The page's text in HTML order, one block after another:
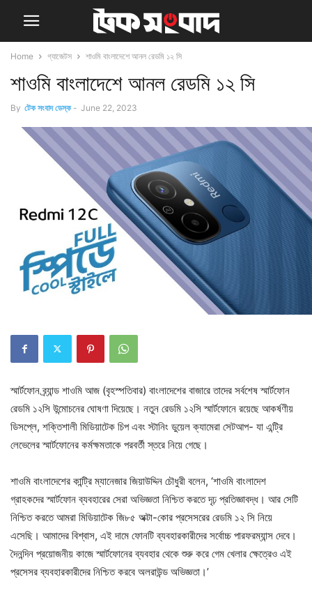
Home গ্যাজেটস শাওমি বাংলাদেশে আনল রেডমি ১২ সি
শাওমি বাংলাদেশে আনল রেডমি ১২ সি
By টেক সংবাদ ডেস্ক - June 22, 2023
স্মার্টফোন ব্র্যান্ড শাওমি আজ (বৃহস্পতিবার) বাংলাদেশের বাজারে তাদের সর্বশেষ স্মার্টফোন
রেডমি ১২সি উন্মোচনের ঘোষণা দিয়েছে। নতুন রেডমি ১২সি স্মার্টফোনে রয়েছে আকর্ষণীয়
ডিসপ্লে, শক্তিশালী মিডিয়াটেক চিপ এবং স্টানিং ডুয়েল ক্যামেরা সেটআপ- যা এন্ট্রি
লেভেলের স্মার্টফোনের কর্মক্ষমতাকে পরবর্তী স্তরে নিয়ে গেছে।
শাওমি বাংলাদেশের কান্ট্রি ম্যানেজার জিয়াউদ্দিন চৌধুরী বলেন, ‘শাওমি বাংলাদেশ
গ্রাহকদের স্মার্টফোন ব্যবহারের সেরা অভিজ্ঞতা নিশ্চিত করতে দৃঢ় প্রতিজ্ঞাবদ্ধ। আর সেটি
নিশ্চিত করতে আমরা মিডিয়াটেক জি৮৫ অক্টা-কোর প্রসেসরের রেডমি ১২ সি নিয়ে
এসেছি। আমাদের বিশ্বাস, এই দামে ফোনটি ব্যবহারকারীদের সর্বোচ্চ পারফরম্যান্স দেবে।
দৈনন্দিন প্রয়োজনীয় কাজে স্মার্টফোনের ব্যবহার থেকে শুরু করে গেম খেলার ক্ষেত্রেও এই
প্রসেসর ব্যবহারকারীদের নিশ্চিত করবে অলরাউন্ড অভিজ্ঞতা।’